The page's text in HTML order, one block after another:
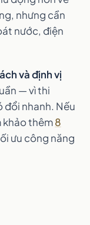
nhưng cần
nước, điện
và định vị
— vì thi
đổi nhanh. Nếu
khảo thêm8
ưu công năng